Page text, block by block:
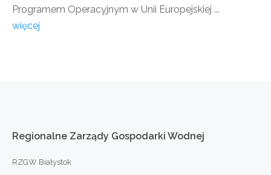
Programem Operacyjnym w Unii Europejskiej ...
więcej
Regionalne Zarządy Gospodarki Wodnej
RZGW Białystok